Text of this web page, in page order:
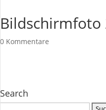
Bildschirmfoto
0 Kommentare
Search